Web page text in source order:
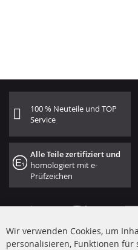
100 % Neuteile und TOP
Service
Alle Teile zertifiziert und
homologiert mit e-
Prüfzeichen
Wir verwenden Cookies, um
personalisieren, Funktionen